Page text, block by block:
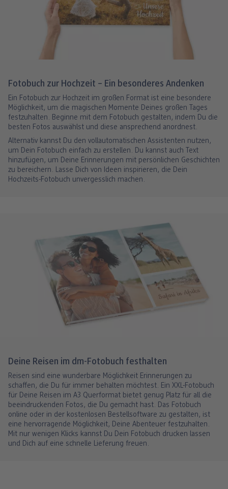
Fotobuch zur Hochzeit – Ein besonderes Andenken
Ein Fotobuch zur Hochzeit im großen Format ist eine besondere
Möglichkeit, um die magischen Momente Deines großen Tages
festzuhalten. Beginne mit dem Fotobuch gestalten, indem Du die
besten Fotos auswählst und diese ansprechend anordnest.
Alternativ kannst Du den vollautomatischen Assistenten nutzen,
um Dein Fotobuch einfach zu erstellen. Du kannst auch Text
hinzufügen, um Deine Erinnerungen mit persönlichen Geschichten
zu bereichern. Lasse Dich von Ideen inspirieren, die Dein
Hochzeits-Fotobuch unvergesslich machen.
Deine Reisen im dm-Fotobuch festhalten
Reisen sind eine wunderbare Möglichkeit Erinnerungen zu
schaffen, die Du für immer behalten möchtest. Ein XXL-Fotobuch
für Deine Reisen im A3 Querformat bietet genug Platz für all die
beeindruckenden Fotos, die Du gemacht hast. Das Fotobuch
online oder in der kostenlosen Bestellsoftware zu gestalten, ist
eine hervorragende Möglichkeit, Deine Abenteuer festzuhalten.
Mit nur wenigen Klicks kannst Du Dein Fotobuch drucken lassen
und Dich auf eine schnelle Lieferung freuen.